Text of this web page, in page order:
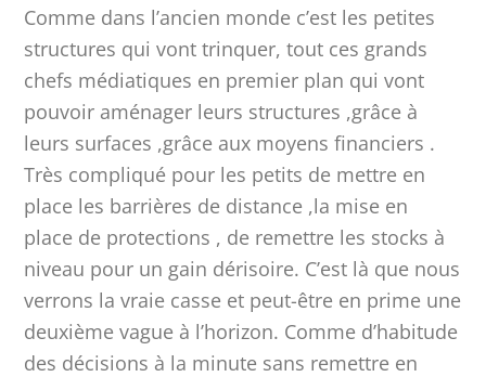
Comme dans l’ancien monde c’est les petites
structures qui vont trinquer, tout ces grands
chefs médiatiques en premier plan qui vont
pouvoir aménager leurs structures ,grâce à
leurs surfaces ,grâce aux moyens financiers .
Très compliqué pour les petits de mettre en
place les barrières de distance ,la mise en
place de protections , de remettre les stocks à
niveau pour un gain dérisoire. C’est là que nous
verrons la vraie casse et peut-être en prime une
deuxième vague à l’horizon. Comme d’habitude
des décisions à la minute sans remettre en